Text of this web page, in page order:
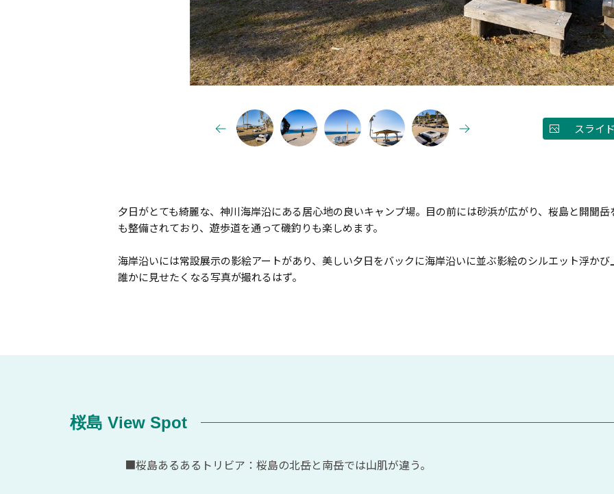
スライ
夕日がとても綺麗な、神川海岸沿にある居心地の良いキャンプ場。目の前には砂浜が広がり、桜島と開聞
も整備されており、遊歩道を通って磯釣りも楽しめます。
海岸沿いには常設展示の影絵アートがあり、美しい夕日をバックに海岸沿いに並ぶ影絵のシルエット浮か
誰かに見せたくなる写真が撮れるはず。
桜島 View Spot
■桜島あるあるトリビア：桜島の北岳と南岳では山肌が違う。